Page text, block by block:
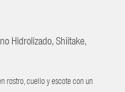
Hidrolizado, Shiitake,
rostro, cuello y escote con un